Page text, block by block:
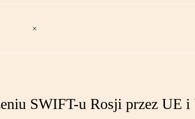
SWIFT-u Rosji przez UE i